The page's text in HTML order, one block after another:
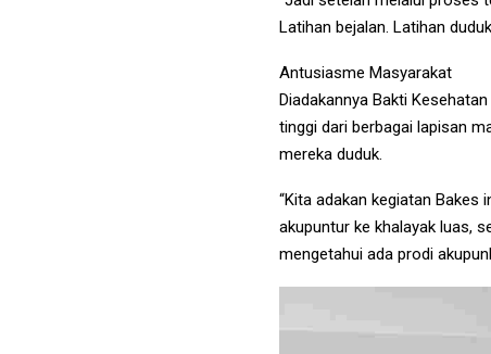
Latihan bejalan. Latihan
Antusiasme Masyarakat
Diadakannya Bakti
tinggi dari berbagai lapisan
mereka duduk.
“Kita adakan kegiatan
akupuntur ke khalayak luas,
mengetahui ada prodi